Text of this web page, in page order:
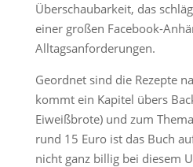
Überschaubarkeit, das
einer großen Facebook-
Alltagsanforderungen.
Geordnet sind die Rezepte
kommt ein Kapitel übers
Eiweißbrote) und zum
rund 15 Euro ist das Buch
nicht ganz billig bei diesem